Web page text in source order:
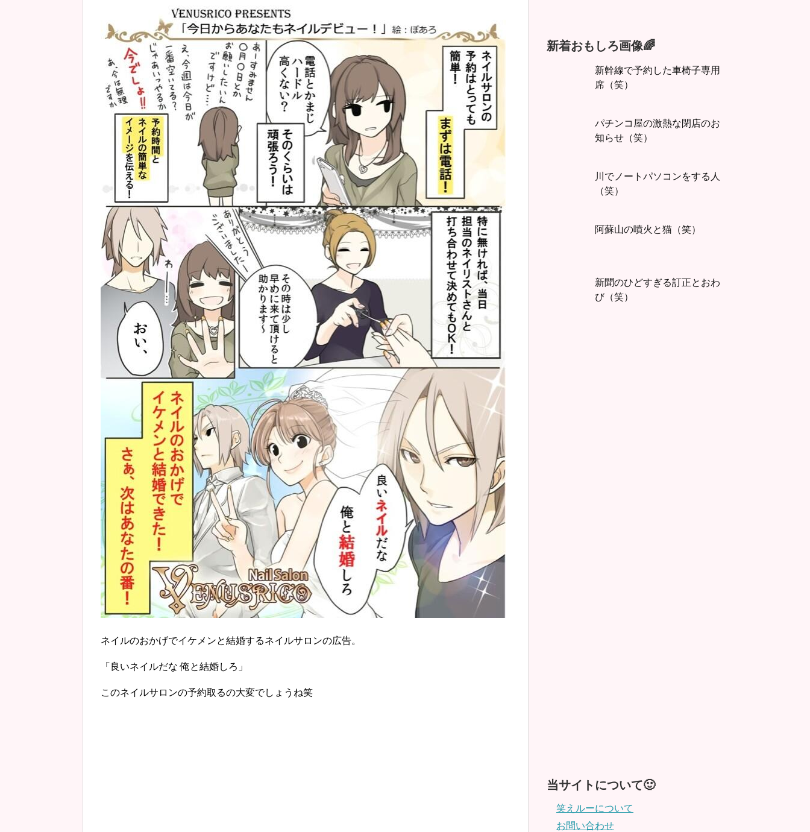
ネイルのおかげでイケメンと結婚するネイルサロンの広告。
「良いネイルだな 俺と結婚しろ」
このネイルサロンの予約取るの大変でしょうね笑
新着おもしろ画像🌈
新幹線で予約した車椅子専用
席（笑）
パチンコ屋の激熱な閉店のお
知らせ（笑）
川でノートパソコンをする人
（笑）
阿蘇山の噴火と猫（笑）
新聞のひどすぎる訂正とおわ
び（笑）
当サイトについて🙂
笑えルーについて
お問い合わせ